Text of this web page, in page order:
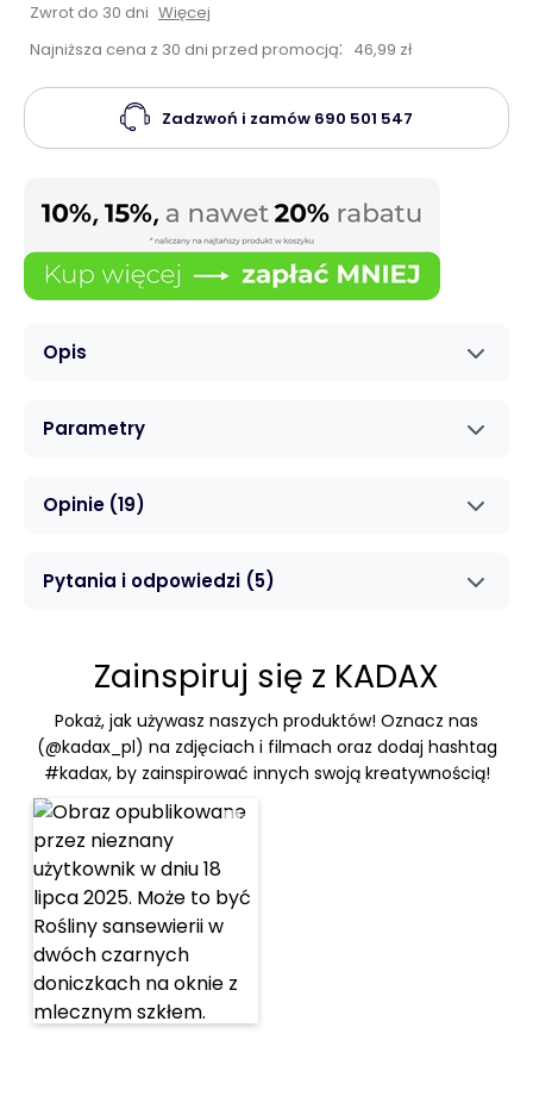
Opis
Parametry
Opinie (19)
Pytania i odpowiedzi (5)
Zainspiruj się z KADAX
Pokaż, jak używasz naszych produktów! Oznacz nas
(@kadax_pl) na zdjęciach i filmach oraz dodaj hashtag
#kadax, by zainspirować innych swoją kreatywnością!
Zwrot do 30 dni Więcej
Najniższa cena z 30 dni przed promocją: 46,99 zł
Zadzwoń i zamów 690 501 547